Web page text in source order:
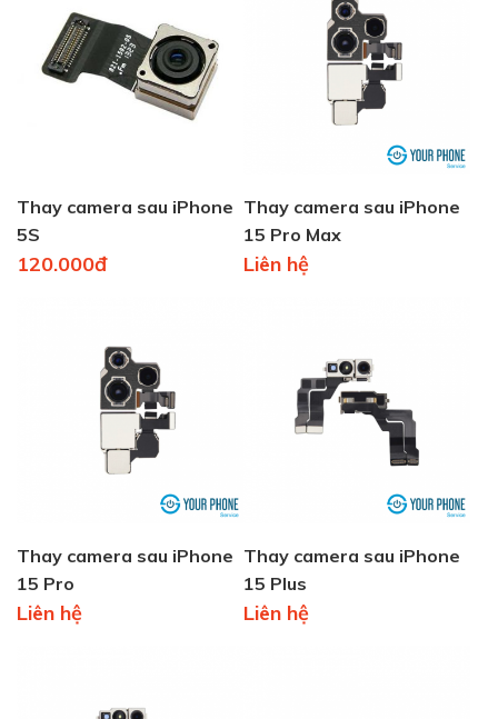
Thay camera sau iPhone
5S
120.000đ
Thay camera sau iPhone
15 Pro Max
Liên hệ
Thay camera sau iPhone
15 Pro
Liên hệ
Thay camera sau iPhone
15 Plus
Liên hệ